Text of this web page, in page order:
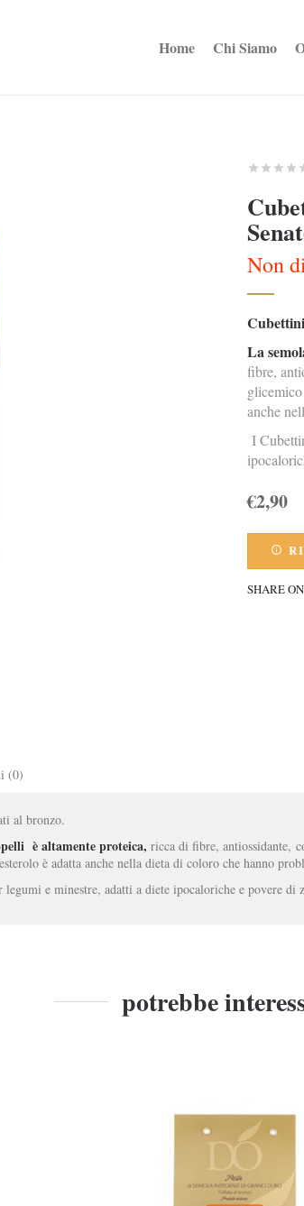
Home Chi Siamo
Non
La
fibre,
anche
I
€2,90
SHARE ON
(0)
al bronzo.
è altamente proteica, ricca di fibre, antiossidante,
è adatta anche nella dieta di coloro che hanno
e minestre, adatti a diete ipocaloriche e povere di
potrebbe